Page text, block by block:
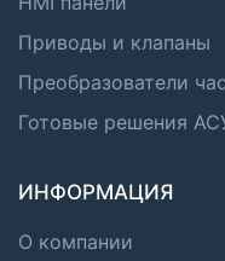
Приводы и клапаны
Преобразователи
Готовые решения
ИНФОРМАЦИЯ
О компании